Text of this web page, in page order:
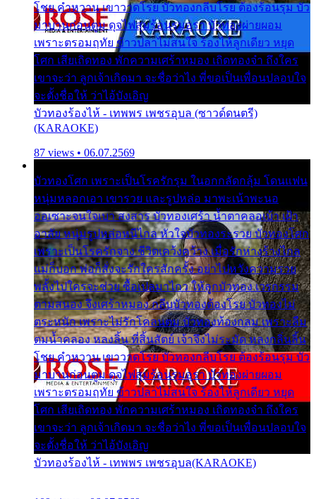
โชย คำหวาน เขาวาดโรย บัวทองกลีบโรย ต้องร้อนรุม บัว
มาบานก่อนตูม ดุจไฟสุมร้อนรุมอุรา บัวทองผ่ายผอม
เพราะตรอมฤทัย ข้าวปลาไม่สนใจ ร้องไห้ลูกเดียว หยุด
โศก เสียเถิดทอง พักความเศร้าหมอง เถิดทองจ๋า ถึงใคร
เขาจะว่า ลูกเจ้าเกิดมา จะชื่อว่าไง พี่ขอเป็นเพื่อนปลอบใจ
จะตั้งชื่อให้ ว่าไอ้บังเอิญ
บัวทองร้องไห้ - เทพพร เพชรอุบล (ซาวด์ดนตรี)
(KARAOKE)
87 views • 06.07.2569
บัวทองโศก เพราะเป็นโรครักรุม ในอกกลัดกลุ้ม โดนแฟน
หนุ่มหลอกเอา เขารวย และรูปหล่อ มาพะเน้าพะนอ
ออเซาะจนใจเบา สงสาร บัวทองเศร้า น้ำตาคลอเบ้า เฝ้า
อาลัย หนุ่มรูปหล่อหนีไกล หัวใจบัวทองระรวย บัวทองโศก
เพราะเป็นโรครักจาง ชีวิตเคว้งคว้าง เมื่อรักห่างร้างไกล
แม่ก็บอก พ่อก็สั่งจะรักใครสักครั้ง อย่าไปหวังความรวย
พลั้งไปใครจะช่วย ซื้อเปลมาไกว ให้ลูกบัวทอง เวรกรรม
ตามสนอง จึงเศร้าหมอง กลีบบัวทองต้องโรย บัวทองไม่
ตระหนัก เพราะไม่รักโคลนตม บัวทองท้องกลม เพราะลืม
ตมน้ำคลอง หลงลิ้น ที่สิ้นสัตย์ เจ้าจึงไม่ระมัด หลงกลิ่นลิ้น
โชย คำหวาน เขาวาดโรย บัวทองกลีบโรย ต้องร้อนรุม บัว
มาบานก่อนตูม ดุจไฟสุมร้อนรุมอุรา บัวทองผ่ายผอม
เพราะตรอมฤทัย ข้าวปลาไม่สนใจ ร้องไห้ลูกเดียว หยุด
โศก เสียเถิดทอง พักความเศร้าหมอง เถิดทองจ๋า ถึงใคร
เขาจะว่า ลูกเจ้าเกิดมา จะชื่อว่าไง พี่ขอเป็นเพื่อนปลอบใจ
จะตั้งชื่อให้ ว่าไอ้บังเอิญ
บัวทองร้องไห้ - เทพพร เพชรอุบล(KARAOKE)